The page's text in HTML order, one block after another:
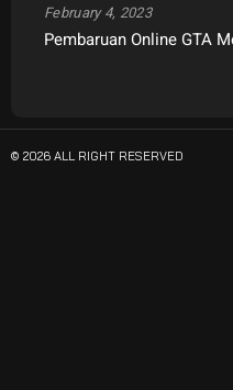
Pembaruan Online GTA
February 4, 2023
© 2026 ALL RIGHT RESERVED